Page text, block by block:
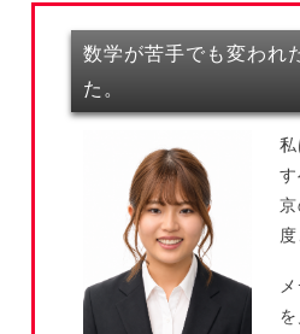
数学が苦手でも変われ
た。